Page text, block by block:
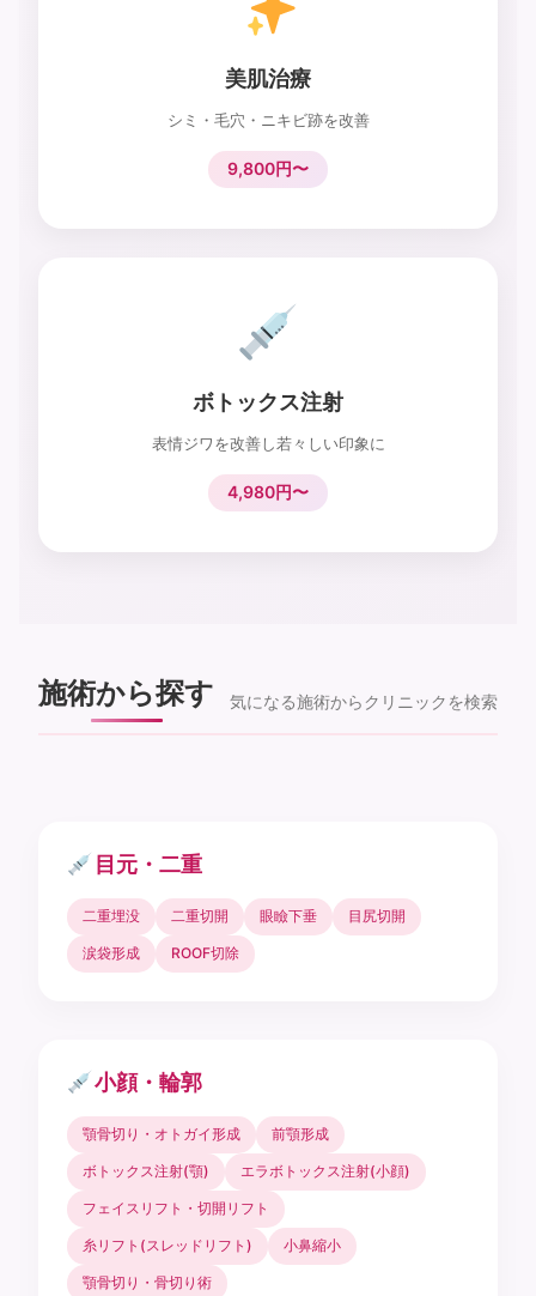
美肌治療
シミ・毛穴・ニキビ跡を改善
9,800円〜
ボトックス注射
表情ジワを改善し若々しい印象に
4,980円〜
施術から探す 気になる施術からクリニックを検索
目元・二重
二重埋没 二重切開 眼瞼下垂 目尻切開
涙袋形成 ROOF切除
小顔・輪郭
顎骨切り・オトガイ形成 前顎形成
ボトックス注射(顎) エラボトックス注射(小顔)
フェイスリフト・切開リフト
糸リフト(スレッドリフト) 小鼻縮小
顎骨切り・骨切り術